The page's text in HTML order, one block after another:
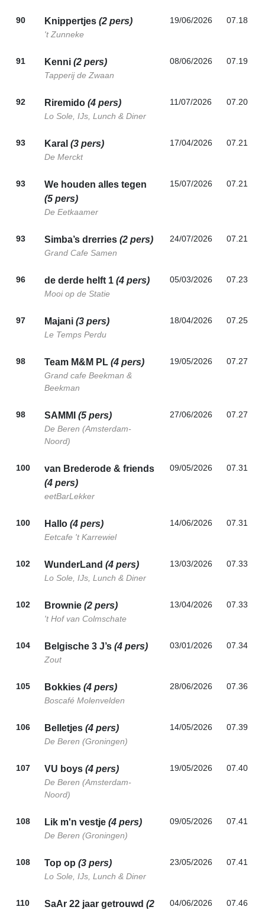
90 Knippertjes (2 pers)
't Zunneke
19/06/2026 07.18
91 Kenni (2 pers)
Tapperij de Zwaan
08/06/2026 07.19
92 Riremido (4 pers)
Lo Sole, IJs, Lunch & Diner
11/07/2026 07.20
93 Karal (3 pers)
De Merckt
17/04/2026 07.21
93
We houden alles tegen
(5 pers)
De Eetkaamer
15/07/2026 07.21
93 Simba’s drerries (2 pers)
Grand Cafe Samen
24/07/2026 07.21
96 de derde helft 1 (4 pers)
Mooi op de Statie
05/03/2026 07.23
97 Majani (3 pers)
Le Temps Perdu
18/04/2026 07.25
98 Team M&M PL (4 pers)
Grand cafe Beekman &
Beekman
19/05/2026 07.27
98 SAMMI (5 pers)
De Beren (Amsterdam-
Noord)
27/06/2026 07.27
100
van Brederode & friends
(4 pers)
eetBarLekker
09/05/2026 07.31
100 Hallo (4 pers)
Eetcafe 't Karrewiel
14/06/2026 07.31
102 WunderLand (4 pers)
Lo Sole, IJs, Lunch & Diner
13/03/2026 07.33
102 Brownie (2 pers)
't Hof van Colmschate
13/04/2026 07.33
104 Belgische 3 J’s (4 pers)
Zout
03/01/2026 07.34
105 Bokkies (4 pers)
Boscafé Molenvelden
28/06/2026 07.36
106 Belletjes (4 pers)
De Beren (Groningen)
14/05/2026 07.39
107 VU boys (4 pers)
De Beren (Amsterdam-
Noord)
19/05/2026 07.40
108 Lik m'n vestje (4 pers)
De Beren (Groningen)
09/05/2026 07.41
108 Top op (3 pers)
Lo Sole, IJs, Lunch & Diner
23/05/2026 07.41
110 SaAr 22 jaar getrouwd (2
04/06/2026 07.46